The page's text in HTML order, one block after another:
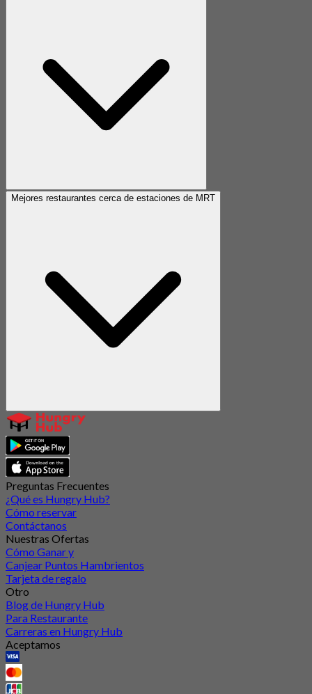
Mejores restaurantes cerca de estaciones de MRT
Preguntas Frecuentes
¿Qué es Hungry Hub?
Cómo reservar
Contáctanos
Nuestras Ofertas
Cómo Ganar y
Canjear Puntos Hambrientos
Tarjeta de regalo
Otro
Blog de Hungry Hub
Para Restaurante
Carreras en Hungry Hub
Aceptamos